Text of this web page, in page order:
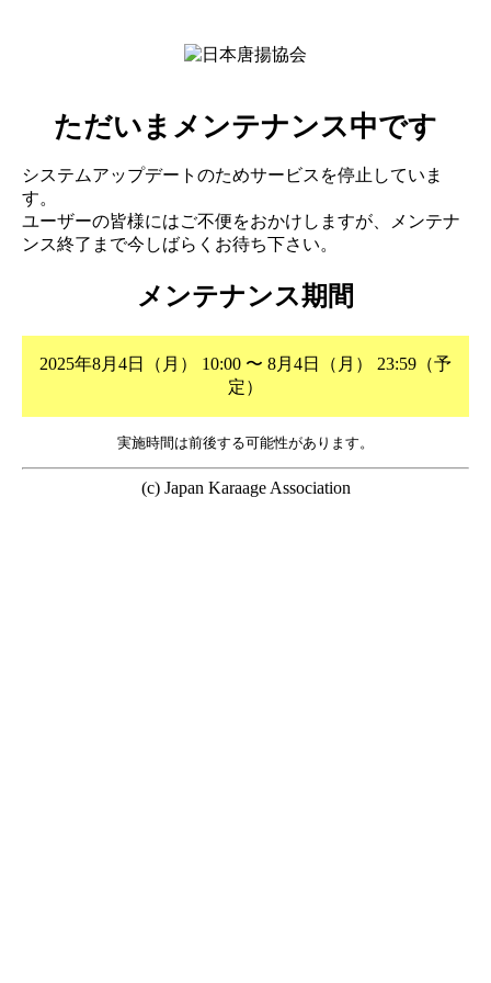
ただいまメンテナンス中です
システムアップデートのためサービスを停止していま
す。
ユーザーの皆様にはご不便をおかけしますが、メンテナ
ンス終了まで今しばらくお待ち下さい。
メンテナンス期間
2025年8月4日（月） 10:00 〜 8月4日（月） 23:59（予
定）
実施時間は前後する可能性があります。
(c) Japan Karaage Association